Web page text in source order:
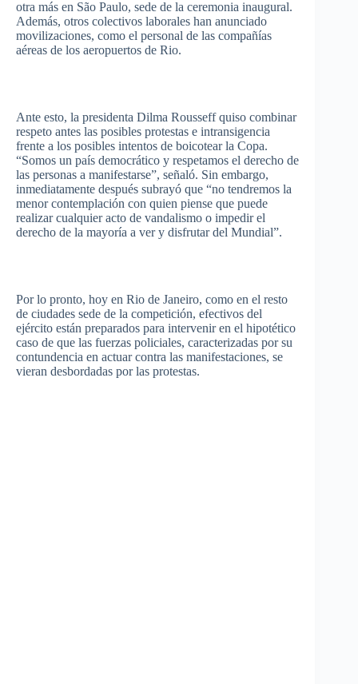
otra más en São Paulo, sede de la ceremonia inaugural.
Además, otros colectivos laborales han anunciado
movilizaciones, como el personal de las compañías
aéreas de los aeropuertos de Rio.
Ante esto, la presidenta Dilma Rousseff quiso combinar
respeto antes las posibles protestas e intransigencia
frente a los posibles intentos de boicotearla Copa.
“Somos un país democrático y respetamos el derecho de
las personas a manifestarse”, señaló. Sin embargo,
inmediatamente después subrayó que “no tendremos la
menor contemplación con quien piense que puede
realizar cualquier acto de vandalismo o impedirel
derecho de la mayoría a very disfrutardel Mundial”.
Porlo pronto, hoy en Rio de Janeiro, como en el resto
de ciudades sede de la competición, efectivos del
ejército están preparados para interveniren el hipotético
caso de que las fuerzas policiales, caracterizadas por su
contundencia en actuarcontra las manifestaciones, se
vieran desbordadas por las protestas.